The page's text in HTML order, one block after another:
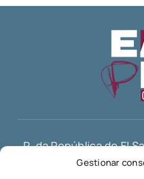
Gestionar
R. da República de El
Santiago de